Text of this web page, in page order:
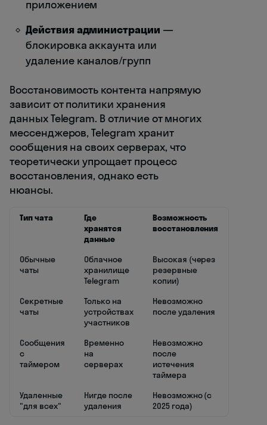
приложением
Действия администрации —
блокировка аккаунта или
удаление каналов/групп
Восстановимость контента напрямую
зависит от политики хранения
данных Telegram. В отличие от многих
мессенджеров, Telegram хранит
сообщения на своих серверах, что
теоретически упрощает процесс
восстановления, однако есть
нюансы.
Тип чата
Где
хранятся
данные
Возможность
восстановления
Обычные
чаты
Облачное
хранилище
Telegram
Высокая (через
резервные
копии)
Секретные
чаты
Только на
устройствах
участников
Невозможно
после удаления
Сообщения
с
таймером
Временно
на
серверах
Невозможно
после
истечения
таймера
Удаленные
"для всех"
Нигде после
удаления
Невозможно (с
2025 года)